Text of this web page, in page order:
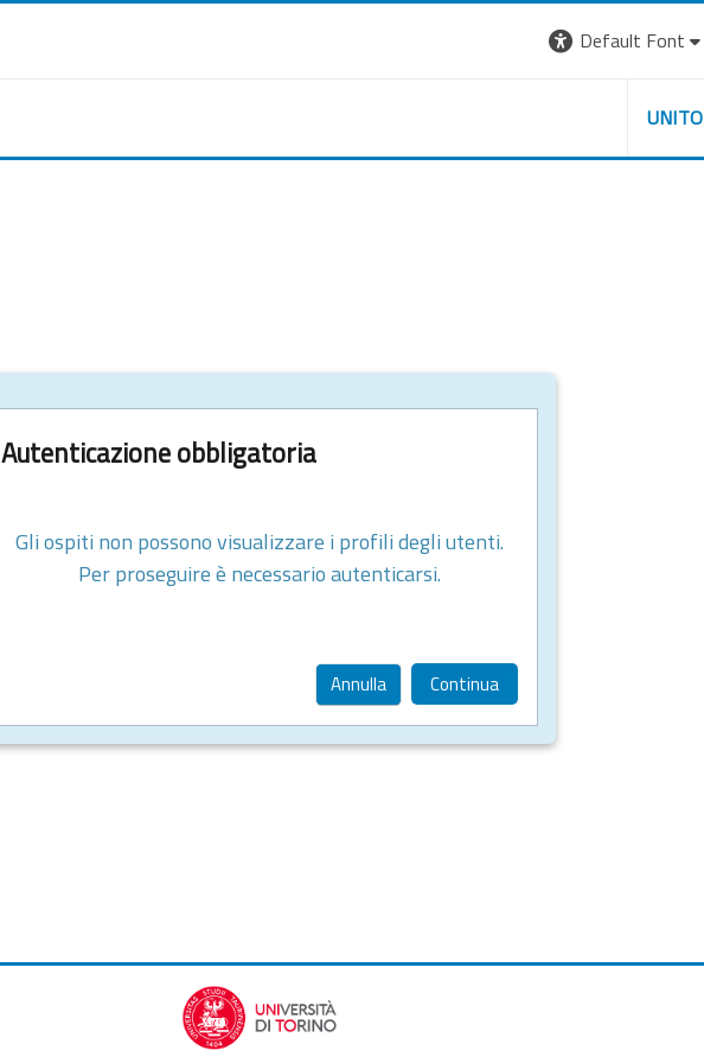
Default Font
UNITO
Autenticazione obbligatoria
Gli ospiti non possono visualizzare i profili degli utenti.
Per proseguire è necessario autenticarsi.
Annulla Continua